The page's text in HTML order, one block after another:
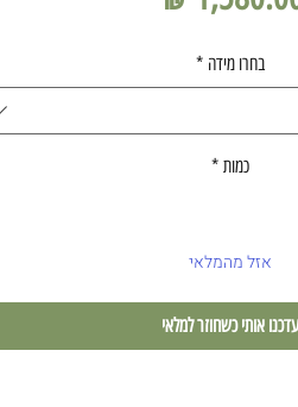
בחרו מידה *
כמות *
אזל מהמלאי
עדכנו אותי כשחוזר למלאי